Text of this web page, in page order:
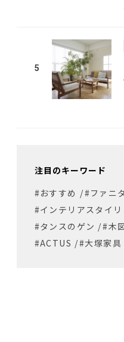
5
注目のキーワード
#おすすめ /#ファニ
#インテリアスタイリ
#タンスのゲン /#木
#ACTUS /#大塚家具